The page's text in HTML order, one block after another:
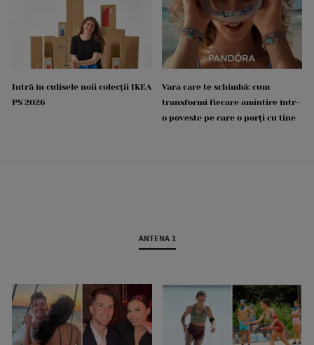
Intră în culisele noii colecții IKEA
PS 2026
Vara care te schimbă: cum
transformi fiecare amintire într-
o poveste pe care o porți cu tine
ANTENA 1